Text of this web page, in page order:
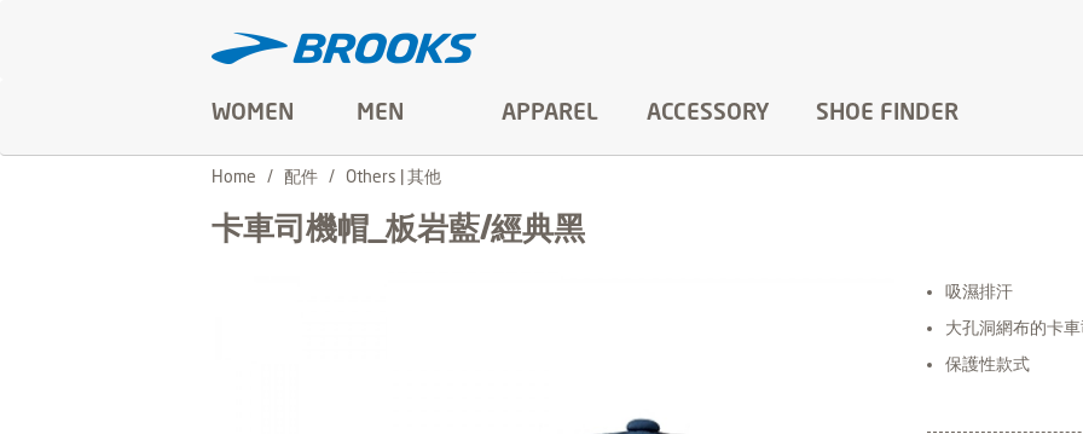
WOMEN MEN APPAREL ACCESSORY SHOE FINDER
Home 配件 Others | 其他
卡車司機帽_板岩藍/經典黑
吸濕排汗
大孔洞網布的卡
保護性款式